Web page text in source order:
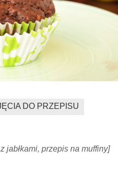
DO PRZEPISU
jabłkami, przepis na muffiny]